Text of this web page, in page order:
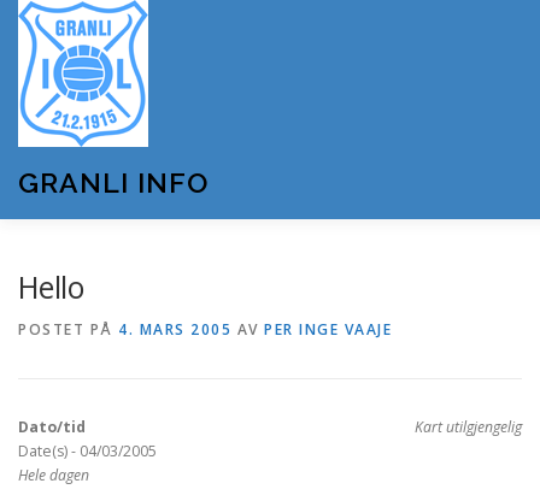
innhold
GRANLI INFO
OM GRANLI INFO
Hello
POSTET PÅ 4. MARS 2005 AV PER INGE VAAJE
Kart utilgjengelig
Dato/tid
Date(s) - 04/03/2005
Hele dagen